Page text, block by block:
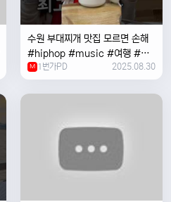
수원 부대찌개 맛집 모르면 손해
#hiphop #music #여행 #맛
집 #수원 #한국여행 #베트남여
자 #혼자여행
M 1번가PD 2025.08.30